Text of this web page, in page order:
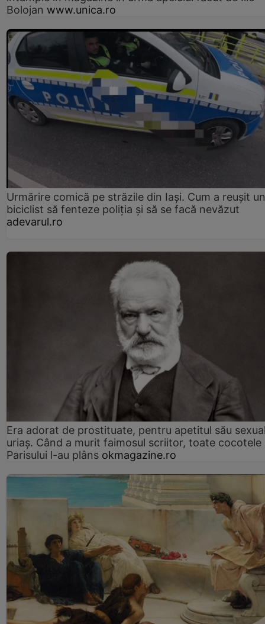
Bolojan www.unica.ro
Urmărire comică pe străzile din Iași. Cum a reușit un
biciclist să fenteze poliția și să se facă nevăzut
adevarul.ro
Era adorat de prostituate, pentru apetitul său
uriaș. Când a murit faimosul scriitor, toate cocotele
Parisului l-au plâns okmagazine.ro